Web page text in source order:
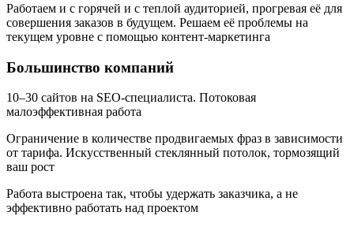
Работаем и с горячей и с теплой аудиторией, прогревая её для
совершения заказов в будущем. Решаем её проблемы на
текущем уровне с помощью контент-маркетинга
Большинство компаний
10–30 сайтов на SEO-специалиста. Потоковая
малоэффективная работа
Ограничение в количестве продвигаемых фраз в зависимости
от тарифа. Искусственный стеклянный потолок, тормозящий
ваш рост
Работа выстроена так, чтобы удержать заказчика, а не
эффективно работать над проектом